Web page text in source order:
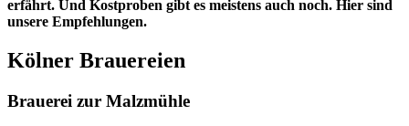
erfährt. Und Kostproben gibt es meistens auch noch. Hier sind
unsere Empfehlungen.
Kölner Brauereien
Brauerei zur Malzmühle